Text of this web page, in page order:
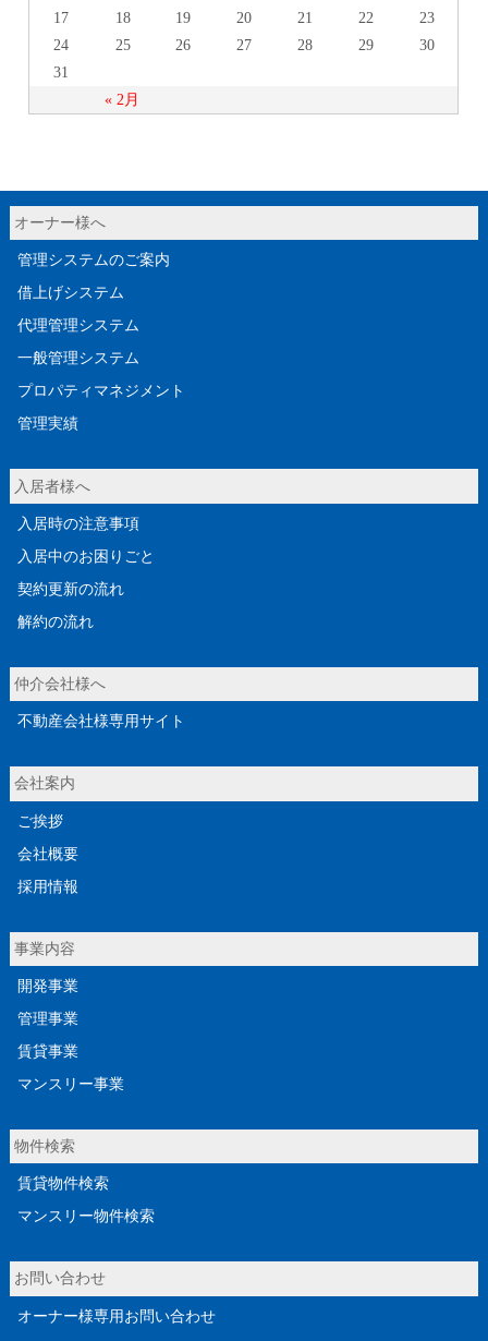
« 2月
17
18 19 20 21 22
23
24
25 26 27 28 29
30
31
オーナー様へ
管理システムのご案内
借上げシステム
代理管理システム
一般管理システム
プロパティマネジメント
管理実績
入居者様へ
入居時の注意事項
入居中のお困りごと
契約更新の流れ
解約の流れ
仲介会社様へ
不動産会社様専用サイト
会社案内
ご挨拶
会社概要
採用情報
事業内容
開発事業
管理事業
賃貸事業
マンスリー事業
物件検索
賃貸物件検索
マンスリー物件検索
お問い合わせ
オーナー様専用お問い合わせ